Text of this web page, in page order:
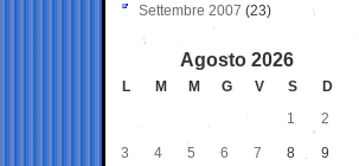
Settembre 2007 (23)
Agosto 2026
L M M G V S
D
1
2
3 4 5 6 7 8 9